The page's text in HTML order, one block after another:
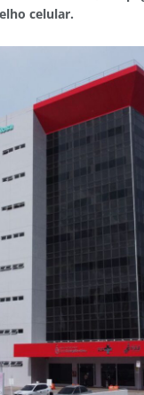
celular.